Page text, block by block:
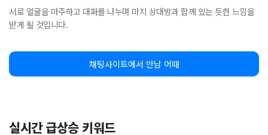
서로 얼굴을 마주하고 대화를 나누며 마치 상대방과 함께 있는 듯한 느낌을
받게 될 것입니다.
채팅사이트에서 만남 어때
실시간 급상승 키워드